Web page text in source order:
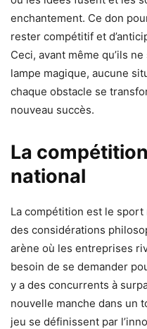
enchantement. Ce don
rester compétitif et
Ceci, avant même qu’ils
lampe magique, aucune
chaque obstacle se
nouveau succès.
La
national
La compétition est le
des considérations
arène où les entreprises
besoin de se demander
y a des concurrents à
nouvelle manche dans un
jeu se définissent par